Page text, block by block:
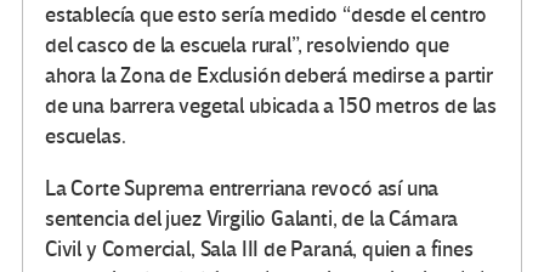
establecía que esto sería medido “desde el centro
del casco de la escuela rural”, resolviendo que
ahora la Zona de Exclusión deberá medirse a partir
de una barrera vegetal ubicada a 150 metros de las
escuelas.
La Corte Suprema entrerriana revocó así una
sentencia del juez Virgilio Galanti, de la Cámara
Civil y Comercial, Sala III de Paraná, quien a fines